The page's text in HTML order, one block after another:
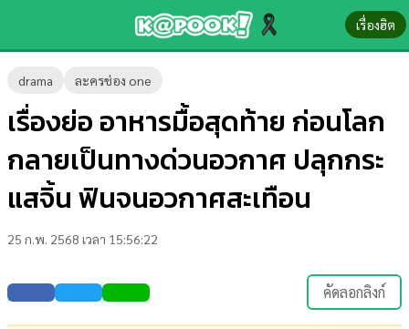
เรื่องฮิต
drama ละครช่อง one
เรื่องย่อ อาหารมื้อสุดท้าย ก่อนโลก
กลายเป็นทางด่วนอวกาศ ปลุกกระ
แสจิ้น ฟินจนอวกาศสะเทือน
25 ก.พ. 2568 เวลา 15:56:22
คัดลอกลิงก์
ข่าว-
ความ
รู้
ข่าว
บันเทิง
ตรวจ
หวย